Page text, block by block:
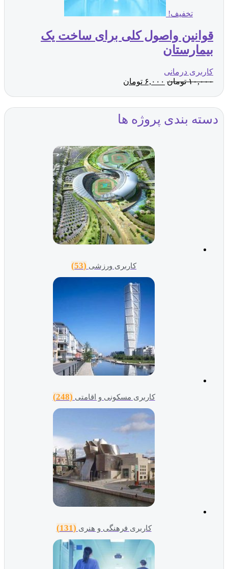
تخفیف!
واصول کلی برای ساخت یک
درمانی
تومان ۶,۰۰۰ تومان
بندی پروژه ها
کاربری ورزشی (53)
کاربری مسکونی و اقامتی(248)
کاربری فرهنگی و هنری(131)